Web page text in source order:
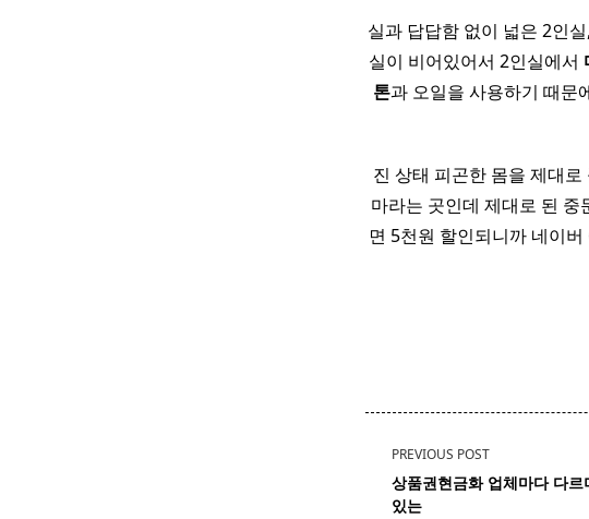
실과 답답함 없이 넓은 2인
실이 비어있어서 2인실에서
톤과 오일을 사용하기 때문
진 상태 피곤한 몸을 제대로
마라는 곳인데 제대로 된
면 5천원 할인되니까 네이버
<span
class="nav-
subtitle
PREVIOUS POST
상품권현금화 업체마다 다
있는